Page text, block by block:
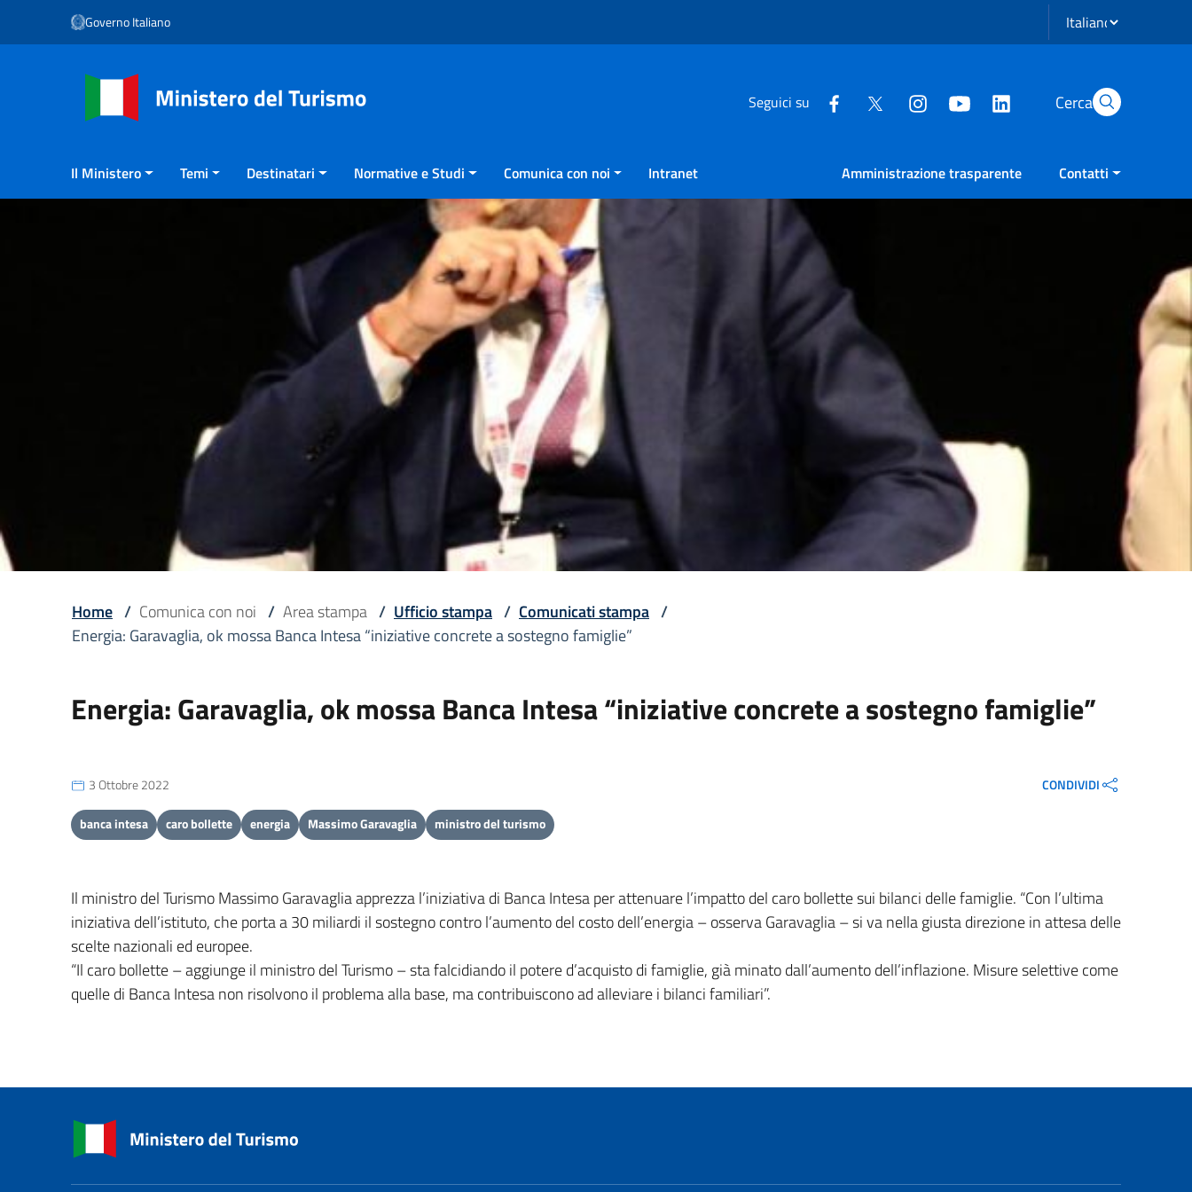
Vai ai contenuti
Vai al menu di navigazione
Governo Italiano Seleziona lingua
Seguici su Cerca
Il Ministero Temi Destinatari Normative e Studi Comunica con noi Intranet Amministrazione trasparente Contatti
Home / Comunica con noi / Area stampa / Ufficio stampa / Comunicati stampa /
Energia: Garavaglia, ok mossa Banca Intesa “iniziative concrete a sostegno famiglie”
Energia: Garavaglia, ok mossa Banca Intesa “iniziative concrete a sostegno famiglie”
3 Ottobre 2022 CONDIVIDI
banca intesa caro bollette energia Massimo Garavaglia ministro del turismo
Il ministro del Turismo Massimo Garavaglia apprezza l’iniziativa di Banca Intesa per attenuare l’impatto del caro bollette sui bilanci delle famiglie. “Con l’ultima
iniziativa dell’istituto, che porta a 30 miliardi il sostegno contro l’aumento del costo dell’energia – osserva Garavaglia – si va nella giusta direzione in attesa delle
scelte nazionali ed europee.
“Il caro bollette – aggiunge il ministro del Turismo – sta falcidiando il potere d’acquisto di famiglie, già minato dall’aumento dell’inflazione. Misure selettive come
quelle di Banca Intesa non risolvono il problema alla base, ma contribuiscono ad alleviare i bilanci familiari”.